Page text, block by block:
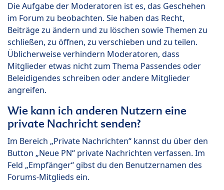
Die Aufgabe der Moderatoren ist es, das Geschehen
im Forum zu beobachten. Sie haben das Recht,
Beiträge zu ändern und zu löschen sowie Themen zu
schließen, zu öffnen, zu verschieben und zu teilen.
Üblicherweise verhindern Moderatoren, dass
Mitglieder etwas nicht zum Thema Passendes oder
Beleidigendes schreiben oder andere Mitglieder
angreifen.
Wie kann ich anderen Nutzern eine
private Nachricht senden?
Im Bereich „Private Nachrichten“ kannst du über den
Button „Neue PN“ private Nachrichten verfassen. Im
Feld „Empfänger“ gibst du den Benutzernamen des
Forums-Mitglieds ein.